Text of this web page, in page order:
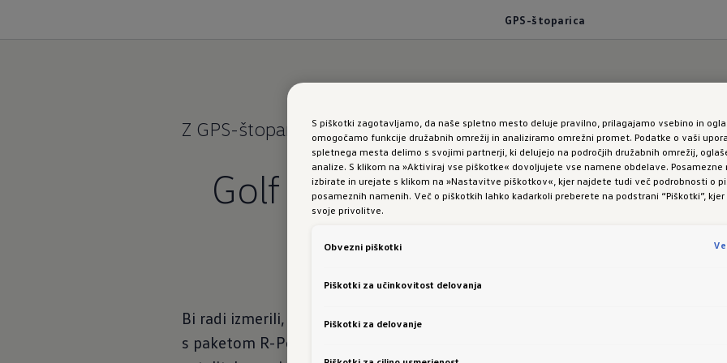
GPS-štoparica
Z GPS-štoparicodo novih rekordov
Golf R Variant:GPS-štoparica
Bi radi izmerili, v kolikšnem času prevozite vnaprej določeno progo? Potem
s paketom R-Performance, ki vključuje GPS-štoparico. Ko prvič prevozite
S piškotki zagotavljamo, da naše spletno mesto deluje pravilno, prilagajamo vsebino in
omogočamo funkcije družabnih omrežij in analiziramo omrežni promet. Podatke o vaši
spletnega mesta delimo s svojimi partnerji, ki delujejo na področjih družabnih omrežij,
analize. S klikom na »Aktiviraj vse piškotke« dovoljujete vse namene obdelave. Posamezne
izbirate in urejate s klikom na »Nastavitve piškotkov«, kjer najdete tudi več podrobnosti o
posameznih namenih. Več o piškotkih lahko kadarkoli preberete na podstrani “Piškotki”,
svoje privolitve.
Obvezni piškotki
Piškotki za učinkovitost delovanja
Piškotki za delovanje